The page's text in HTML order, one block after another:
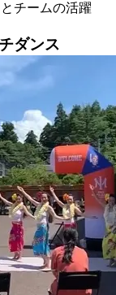
チームの活躍
ダンス